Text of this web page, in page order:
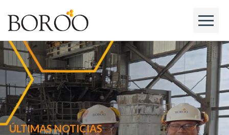
ÚLTIMAS NOTICIAS